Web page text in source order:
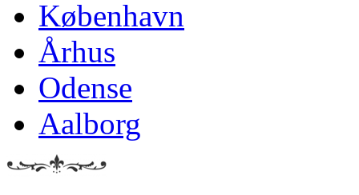
København
Århus
Odense
Aalborg